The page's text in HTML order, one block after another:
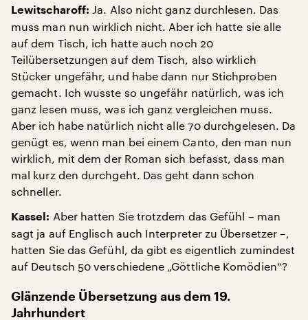
Lewitscharoff: Ja. Also nicht ganz durchlesen. Das
muss man nun wirklich nicht. Aber ich hatte sie alle
auf dem Tisch, ich hatte auch noch 20
Teilübersetzungen auf dem Tisch, also wirklich
Stücker ungefähr, und habe dann nur Stichproben
gemacht. Ich wusste so ungefähr natürlich, was ich
ganz lesen muss, was ich ganz vergleichen muss.
Aber ich habe natürlich nicht alle 70 durchgelesen. Da
genügt es, wenn man bei einem Canto, den man nun
wirklich, mit dem der Roman sich befasst, dass man
mal kurz den durchgeht. Das geht dann schon
schneller.
Kassel: Aber hatten Sie trotzdem das Gefühl – man
sagt ja auf Englisch auch Interpreter zu Übersetzer –,
hatten Sie das Gefühl, da gibt es eigentlich zumindest
auf Deutsch 50 verschiedene „Göttliche Komödien“?
Glänzende Übersetzung aus dem 19.
Jahrhundert